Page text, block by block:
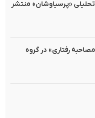
خبری-تحلیلی «پرسیاوشان» منتشر
رفتاری» در گروه